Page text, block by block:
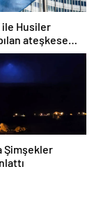
ile Husiler
ateşkese
Şimşekler